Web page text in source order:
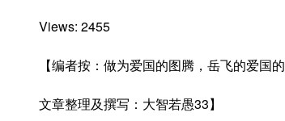
论
与
文
Views: 2455
【编者按：做为爱国的图腾，岳飞的爱国
文章整理及撰写：大智若愚33】